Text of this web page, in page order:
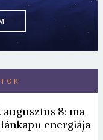
8: ma
energiája